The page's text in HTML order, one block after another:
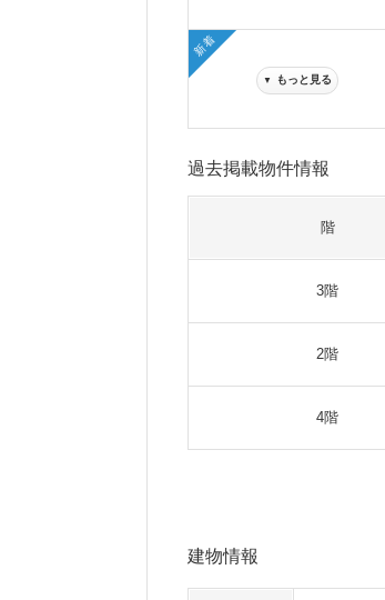
新着
▼ もっと見る
過去掲載物件情報
階
3階
2階
4階
建物情報